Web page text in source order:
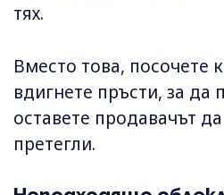
тях.
Вместо това, посочете
вдигнете пръсти, за да
оставете продавачът
претегли.